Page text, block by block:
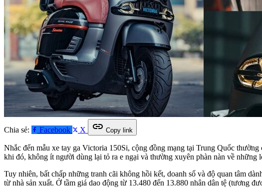
Chia sẻ: Facebook X link Copy link
Nhắc đến mẫu xe tay ga Victoria 150Si, cộng đồng mạng tại Trung Quốc
khi đó, không ít người dùng lại tỏ ra e ngại và thường xuyên phàn nàn về những
Tuy nhiên, bất chấp những tranh cãi không hồi kết, doanh số và độ quan tâm
từ nhà sản xuất. Ở tầm giá dao động từ 13.480 đến 13.880 nhân dân tệ (tương